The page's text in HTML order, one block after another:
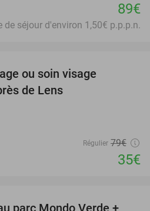
89€
de séjour d'environ 1,50€ p.p.p.n.
ou soin visage
de Lens
Régulier 79€
35€